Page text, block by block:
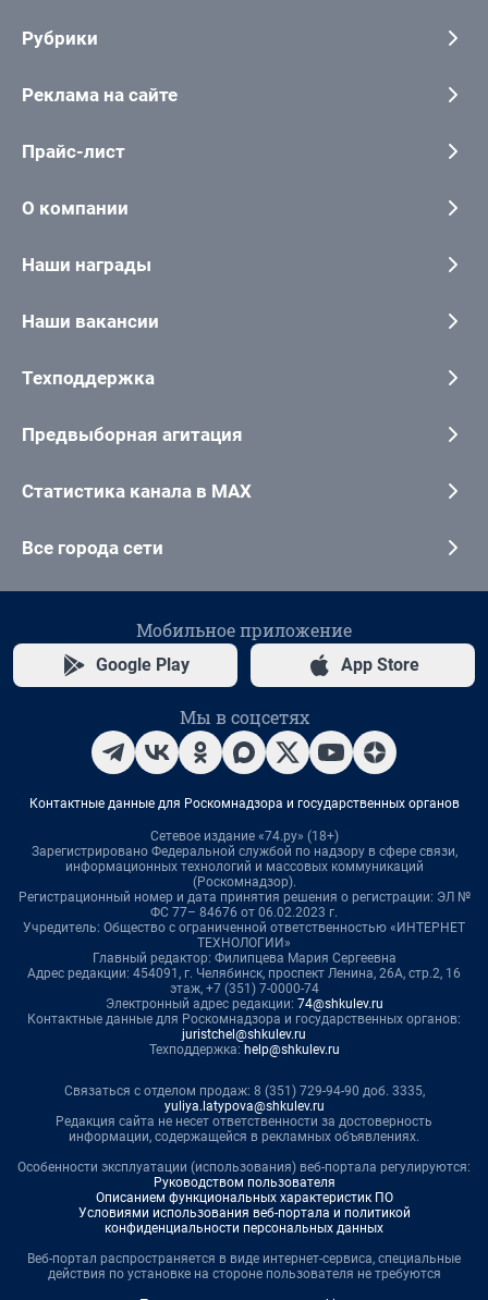
Рубрики
Реклама на сайте
Прайс-лист
О компании
Наши награды
Наши вакансии
Техподдержка
Предвыборная агитация
Статистика канала в MAX
Все города сети
Мобильное приложение
Google Play App Store
Мы в соцсетях
Контактные данные для Роскомнадзора и государственных органов
Сетевое издание «74.ру» (18+)
Зарегистрировано Федеральной службой по надзору в сфере связи,
информационных технологий и массовых коммуникаций
(Роскомнадзор).
Регистрационный номер и дата принятия решения о регистрации: ЭЛ №
ФС 77– 84676 от 06.02.2023 г.
Учредитель: Общество с ограниченной ответственностью «ИНТЕРНЕТ
ТЕХНОЛОГИИ»
Главный редактор: Филипцева Мария Сергеевна
Адрес редакции: 454091, г. Челябинск, проспект Ленина, 26А, стр.2, 16
этаж, +7 (351) 7-0000-74
Электронный адрес редакции: 74@shkulev.ru
Контактные данные для Роскомнадзора и государственных органов:
juristchel@shkulev.ru
Техподдержка: help@shkulev.ru
Связаться с отделом продаж: 8 (351) 729-94-90 доб. 3335,
yuliya.latypova@shkulev.ru
Редакция сайта не несет ответственности за достоверность
информации, содержащейся в рекламных объявлениях.
Особенности эксплуатации (использования) веб-портала регулируются:
Руководством пользователя
Описанием функциональных характеристик ПО
Условиями использования веб-портала и политикой
конфиденциальности персональных данных
Веб-портал распространяется в виде интернет-сервиса, специальные
действия по установке на стороне пользователя не требуются